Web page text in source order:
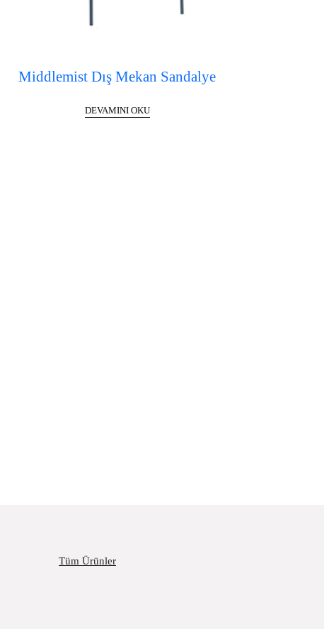
Middlemist Dış Mekan Sandalye
DEVAMINI OKU
Tüm Ürünler